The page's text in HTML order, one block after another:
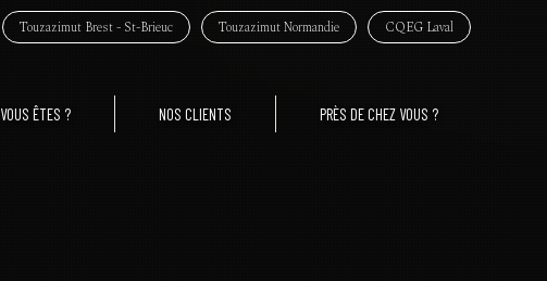
Touzazimut Brest - St-Brieuc Touzazimut Normandie CQEG Laval
VOUS ÊTES ? NOS CLIENTS PRÈS DE CHEZ VOUS ?